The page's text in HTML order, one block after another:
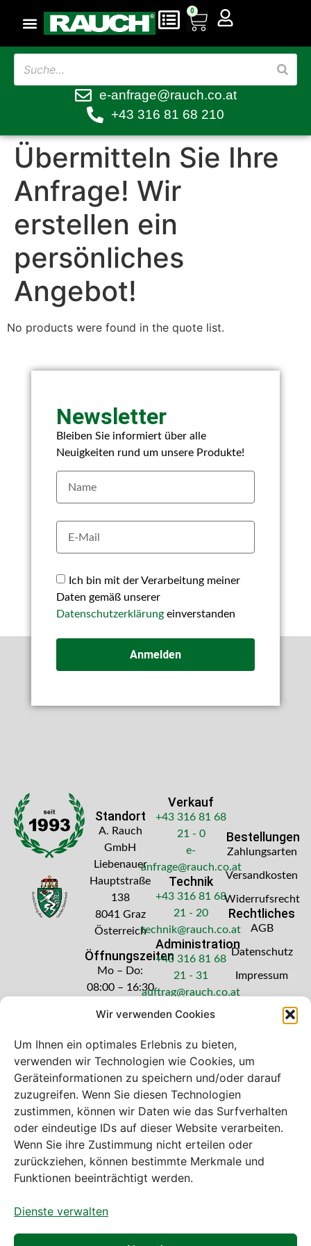
Wir verwenden Cookies
Um Ihnen ein optimales Erlebnis zu bieten,
verwenden wir Technologien wie Cookies, um
Geräteinformationen zu speichern und/oder darauf
zuzugreifen. Wenn Sie diesen Technologien
zustimmen, können wir Daten wie das Surfverhalten
oder eindeutige IDs auf dieser Website verarbeiten.
Wenn Sie ihre Zustimmung nicht erteilen oder
zurückziehen, können bestimmte Merkmale und
Funktionen beeinträchtigt werden.
Dienste verwalten
0
e-anfrage@rauch.co.at
+43 316 81 68 210
Übermitteln Sie Ihre
Anfrage! Wir
erstellen ein
persönliches
Angebot!
No products were found in the quote list.
Newsletter
Bleiben Sie informiert über alle
Neuigkeiten rund um unsere Produkte!
Ich bin mit der Verarbeitung meiner
Daten gemäß unserer
Datenschutzerklärungeinverstanden
Anmelden
Standort
A. Rauch
GmbH
Liebenauer
Hauptstraße
138
8041 Graz
Österreich
Öffnungszeiten
Mo – Do:
08:00 – 16:30
Freitag: 08:00
Verkauf
+43 316 81 68
21 - 0
e-
anfrage@rauch.co.at
Technik
+43 316 81 68
21 - 20
technik@rauch.co.at
Administration
+43 316 81 68
21 - 31
auftrag@rauch.co.at
Bestellungen
Zahlungsarten
Versandkosten
Widerrufsrecht
Rechtliches
AGB
Datenschutz
Impressum
Bei diesem Webshop handelt es sich um
einen B2B-Webshop
A. Rauch GmbH – Ihr Experte aus Österreich für Waagen,
Eich- & Kalibrierservice, Sprühnebel-Zerstäubungstechnik
und Lebensmittelmaschinen.
Sämtliche Angebote der A. Rauch GmbH richten sich